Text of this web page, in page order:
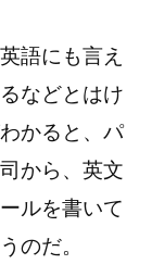
語にも言え
などとはけ
かると、パ
から、英文
ルを書いて
のだ。